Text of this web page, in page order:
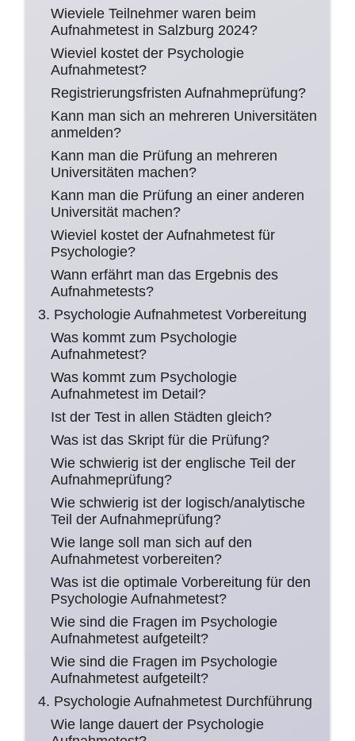
Wieviele Teilnehmer waren beim
Aufnahmetest in Salzburg 2024?
Wieviel kostet der Psychologie
Aufnahmetest?
Registrierungsfristen Aufnahmeprüfung?
Kann man sich an mehreren Universitäten
anmelden?
Kann man die Prüfung an mehreren
Universitäten machen?
Kann man die Prüfung an einer anderen
Universität machen?
Wieviel kostet der Aufnahmetest für
Psychologie?
Wann erfährt man das Ergebnis des
Aufnahmetests?
3. Psychologie Aufnahmetest Vorbereitung
Was kommt zum Psychologie
Aufnahmetest?
Was kommt zum Psychologie
Aufnahmetest im Detail?
Ist der Test in allen Städten gleich?
Was ist das Skript für die Prüfung?
Wie schwierig ist der englische Teil der
Aufnahmeprüfung?
Wie schwierig ist der logisch/analytische
Teil der Aufnahmeprüfung?
Wie lange soll man sich auf den
Aufnahmetest vorbereiten?
Was ist die optimale Vorbereitung für den
Psychologie Aufnahmetest?
Wie sind die Fragen im Psychologie
Aufnahmetest aufgeteilt?
Wie sind die Fragen im Psychologie
Aufnahmetest aufgeteilt?
4. Psychologie Aufnahmetest Durchführung
Wie lange dauert der Psychologie